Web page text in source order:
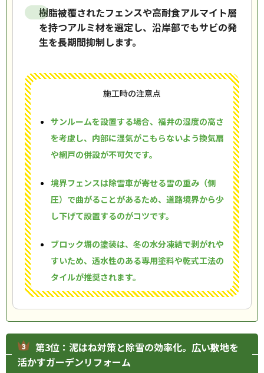
樹脂被覆されたフェンスや高耐食アルマイト層
を持つアルミ材を選定し、沿岸部でもサビの発
生を長期間抑制します。
施工時の注意点
サンルームを設置する場合、福井の湿度の高さ
を考慮し、内部に湿気がこもらないよう換気扇
や網戸の併設が不可欠です。
境界フェンスは除雪車が寄せる雪の重み（側
圧）で曲がることがあるため、道路境界から少
し下げて設置するのがコツです。
ブロック塀の塗装は、冬の水分凍結で剥がれや
すいため、透水性のある専用塗料や乾式工法の
タイルが推奨されます。
第3位：泥はね対策と除雪の効率化。広い敷地を
活かすガーデンリフォーム